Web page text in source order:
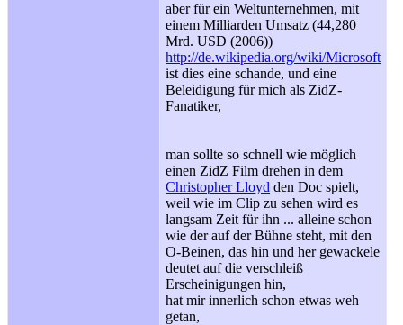
aber für ein Weltunternehmen, mit
einem Milliarden Umsatz (44,280
Mrd. USD (2006))
http://de.wikipedia.org/wiki/Microsoft
ist dies eine schande, und eine
Beleidigung für mich als ZidZ-
Fanatiker,
man sollte so schnell wie möglich
einen ZidZ Film drehen in dem
Christopher Lloyd den Doc spielt,
weil wie im Clip zu sehen wird es
langsam Zeit für ihn ... alleine schon
wie der auf der Bühne steht, mit den
O-Beinen, das hin und her gewackele
deutet auf die verschleiß
Erscheinigungen hin,
hat mir innerlich schon etwas weh
getan,